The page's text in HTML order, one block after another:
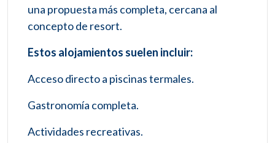
una propuesta más completa, cercana al
concepto de resort.
Estos alojamientos suelen incluir:
Acceso directo a piscinas termales.
Gastronomía completa.
Actividades recreativas.